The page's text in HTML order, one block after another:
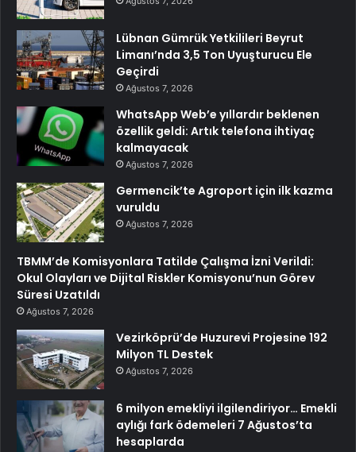
Lübnan Gümrük Yetkilileri Beyrut
Limanı’nda 3,5 Ton Uyuşturucu Ele
Geçirdi
Ağustos 7, 2026
WhatsApp Web’e yıllardır beklenen
özellik geldi: Artık telefona ihtiyaç
kalmayacak
Ağustos 7, 2026
Germencik’te Agroport için ilk kazma
vuruldu
Ağustos 7, 2026
TBMM’de Komisyonlara Tatilde Çalışma İzni Verildi:
Okul Olayları ve Dijital Riskler Komisyonu’nun Görev
Süresi Uzatıldı
Ağustos 7, 2026
Vezirköprü’de Huzurevi Projesine 192
Milyon TL Destek
Ağustos 7, 2026
6 milyon emekliyi ilgilendiriyor… Emekli
aylığı fark ödemeleri 7 Ağustos’ta
hesaplarda